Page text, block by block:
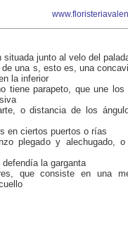
situada junto al velo del
una s, esto es, una
la inferior
tiene parapeto, que une los
o distancia de los
en ciertos puertos o rías
plegado y alechugado,
la garganta
que consiste en una